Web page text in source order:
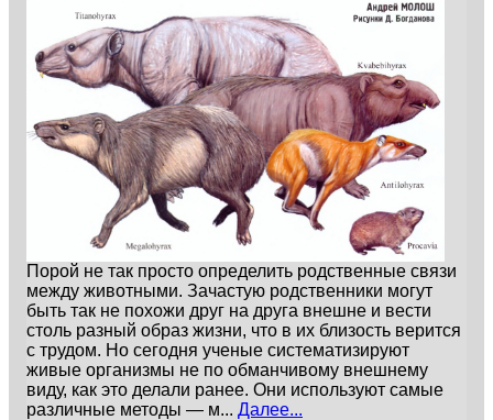
Порой не так просто определить родственные связи
между животными. Зачастую родственники могут
быть так не похожи друг на друга внешне и вести
столь разный образ жизни, что в их близость верится
с трудом. Но сегодня ученые систематизируют
живые организмы не по обманчивому внешнему
виду, как это делали ранее. Они используют самые
различные методы — м... Далее...